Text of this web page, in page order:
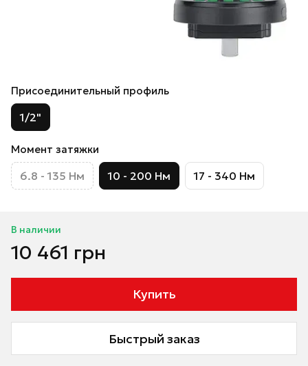
Присоединительный профиль
1/2"
Момент затяжки
6.8 - 135 Нм 10 - 200 Нм 17 - 340 Нм
В наличии
10 461 грн
Купить
Быстрый заказ